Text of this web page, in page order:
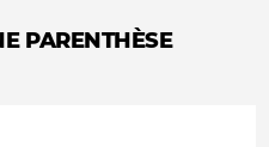
PARENTHÈSE